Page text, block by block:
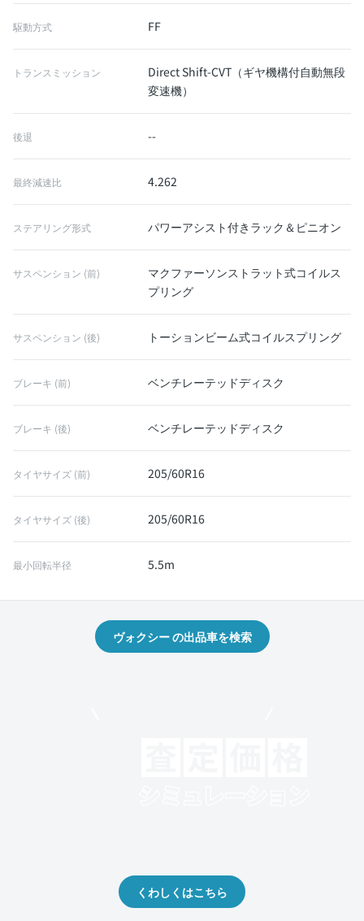
駆動方式 FF
トランスミッション
Direct Shift-CVT（ギヤ機構付自動無段
変速機）
後退 --
最終減速比 4.262
ステアリング形式 パワーアシスト付きラック＆ピニオン
サスペンション (前)
マクファーソンストラット式コイルス
プリング
サスペンション (後) トーションビーム式コイルスプリング
ブレーキ (前) ベンチレーテッドディスク
ブレーキ (後) ベンチレーテッドディスク
タイヤサイズ (前) 205/60R16
タイヤサイズ (後) 205/60R16
最小回転半径 5.5m
ヴォクシー の出品車を検索
くわしくはこちら